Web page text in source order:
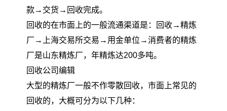
款→交货→回收完成。
回收的在市面上的一般流通渠道是：回收→精炼
厂→上海交易所交易→用金单位→消费者的精炼
厂是山东精炼厂，年精炼达200多吨。
回收公司编辑
大型的精炼厂一般不作零散回收，市面上常见的
回收的，大概可分为以下几种：